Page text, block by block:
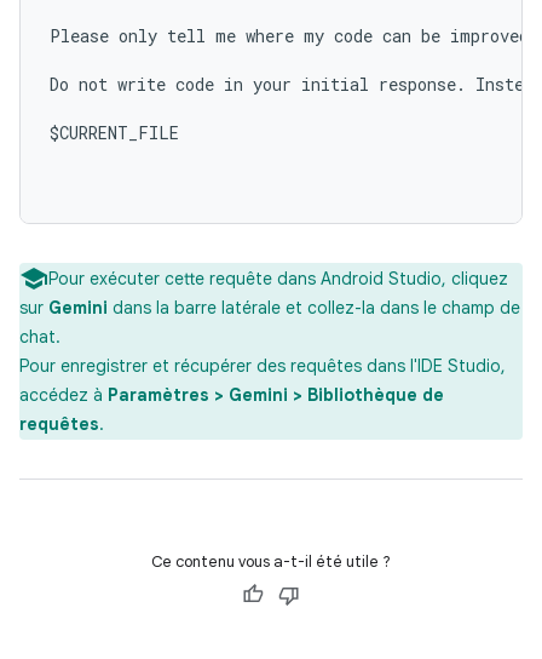
Please only tell me where my code can be
Do not write code in your initial response.
$CURRENT_FILE
Pour exécuter cette requête dans Android Studio, cliquez
sur Gemini dans la barre latérale et collez-la dans le champ de
chat.
Pour enregistrer et récupérer des requêtes dans l'IDE Studio,
accédez à Paramètres > Gemini > Bibliothèque de
requêtes.
Ce contenu vous a-t-il été utile ?